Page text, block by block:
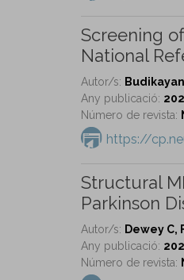
Screening
National
Autor/s:
Any publicació:
Número de revista:
https://
Structural
Parkinson
Autor/s: Dewey C,
Any publicació:
Número de revista: